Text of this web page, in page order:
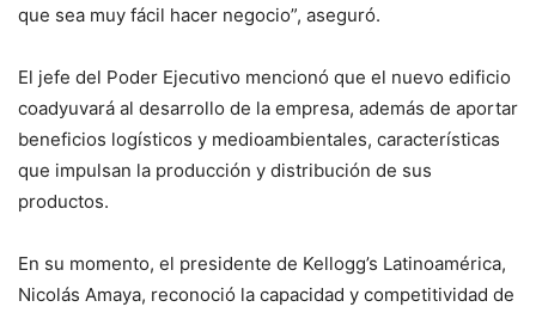
que sea muy fácil hacer negocio”, aseguró.
El jefe del Poder Ejecutivo mencionó que el nuevo edificio
coadyuvará al desarrollo de la empresa, además de aportar
beneficios logísticos y medioambientales, características
que impulsan la producción y distribución de sus
productos.
En su momento, el presidente de Kellogg’s Latinoamérica,
Nicolás Amaya, reconoció la capacidad y competitividad de